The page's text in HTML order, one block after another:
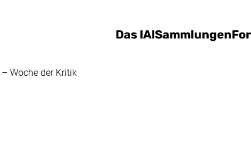
Das IAISammlungen
– Woche der Kritik